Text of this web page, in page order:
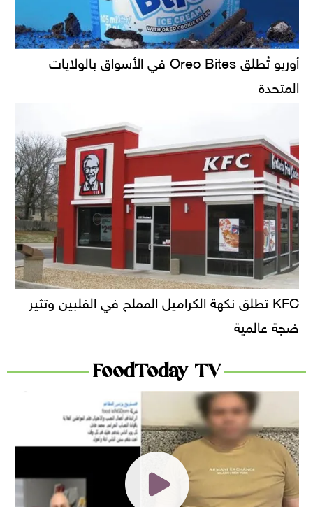
أوريو تُطلق Oreo Bites في الأسواق بالولايات
المتحدة
KFC تطلق نكهة الكراميل المملح في الفلبين وتثير
ضجة عالمية
FoodToday TV